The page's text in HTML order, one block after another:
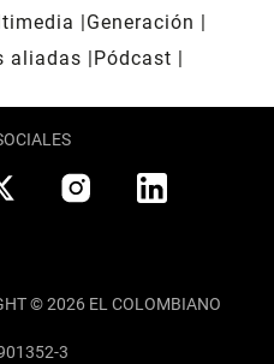
Generación
aliadas
Pódcast
© 2026 EL COLOMBIANO
3